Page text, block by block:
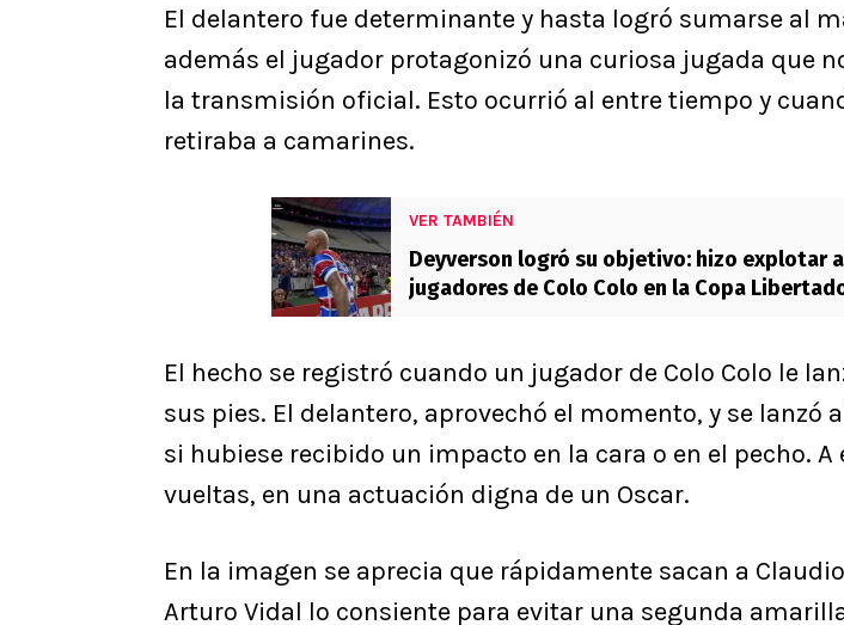
El delantero fue determinante y hasta logró sumarse al
además el jugador protagonizó una curiosa jugada que
la transmisión oficial. Esto ocurrió al entre tiempo y
retiraba a camarines.
VER TAMBIÉN
Deyverson logró su objetivo: hizo explotar
jugadores de Colo Colo en la Copa
El hecho se registró cuando un jugador de Colo Colo le
sus pies. El delantero, aprovechó el momento, y se lanzó
si hubiese recibido un impacto en la cara o en el pecho.
vueltas, en una actuación digna de un Oscar.
En la imagen se aprecia que rápidamente sacan a
Arturo Vidal lo consiente para evitar una segunda amarilla